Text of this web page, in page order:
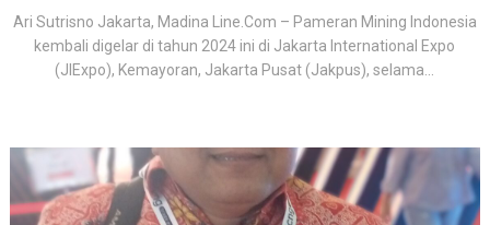
Ari Sutrisno Jakarta, Madina Line.Com – Pameran Mining Indonesia
kembali digelar di tahun 2024 ini di Jakarta International Expo
(JIExpo), Kemayoran, Jakarta Pusat (Jakpus), selama...